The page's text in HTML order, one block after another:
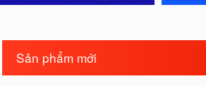
Sản phẩm mới